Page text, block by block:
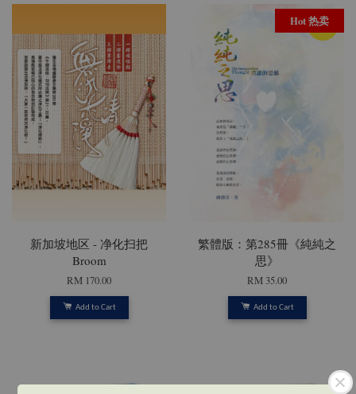
新加坡地区 - 净化扫把
Broom
RM 170.00
Add to Cart
Hot 热卖
繁體版：第285冊《純純之
思》
RM 35.00
Add to Cart